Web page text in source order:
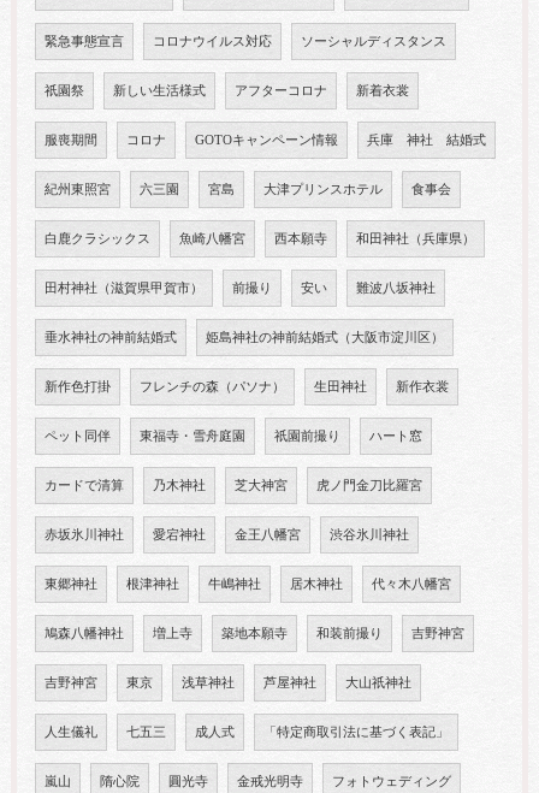
緊急事態宣言 コロナウイルス対応 ソーシャルディスタンス
祇園祭 新しい生活様式 アフターコロナ 新着衣裳
服喪期間 コロナ GOTOキャンペーン情報 兵庫 神社 結婚式
紀州東照宮 六三園 宮島 大津プリンスホテル 食事会
白鹿クラシックス 魚崎八幡宮 西本願寺 和田神社（兵庫県）
田村神社（滋賀県甲賀市） 前撮り 安い 難波八坂神社
垂水神社の神前結婚式 姫島神社の神前結婚式（大阪市淀川区）
新作色打掛 フレンチの森（パソナ） 生田神社 新作衣裳
ペット同伴 東福寺・雪舟庭園 祇園前撮り ハート窓
カードで清算 乃木神社 芝大神宮 虎ノ門金刀比羅宮
赤坂氷川神社 愛宕神社 金王八幡宮 渋谷氷川神社
東郷神社 根津神社 牛嶋神社 居木神社 代々木八幡宮
鳩森八幡神社 増上寺 築地本願寺 和装前撮り 吉野神宮
吉野神宮 東京 浅草神社 芦屋神社 大山祇神社
人生儀礼 七五三 成人式 「特定商取引法に基づく表記」
嵐山 隋心院 圓光寺 金戒光明寺 フォトウェディング